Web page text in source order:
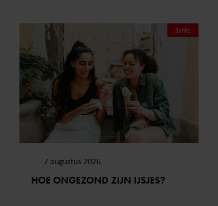
Sante
7 augustus 2026
HOE ONGEZOND ZIJN IJSJES?